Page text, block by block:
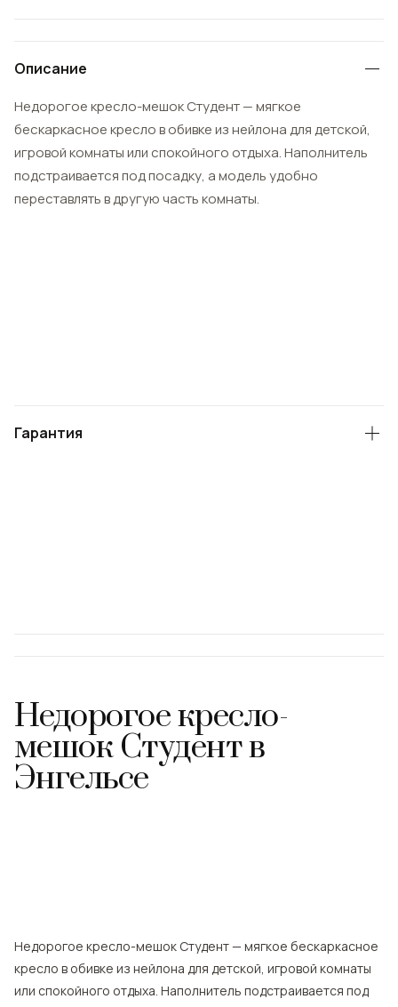
Описание
Недорогое кресло-мешок Студент — мягкое
бескаркасное кресло в обивке из нейлона для детской,
игровой комнаты или спокойного отдыха. Наполнитель
подстраивается под посадку, а модель удобно
переставлять в другую часть комнаты.
Гарантия
Недорогое кресло-
мешок Студентв
Энгельсе
Недорогое кресло-мешок Студент — мягкое бескаркасное
кресло в обивке из нейлона для детской, игровой комнаты
или спокойного отдыха. Наполнитель подстраивается под